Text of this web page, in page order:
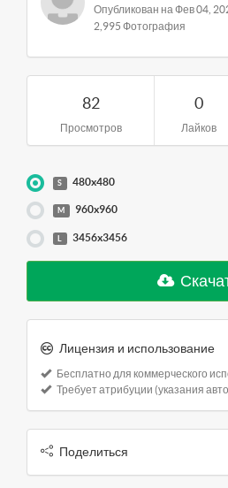
Опубликован на Фев 04,
2,995 Фотография
82
Просмотров
0
Лайков
S 480x480
M 960x960
3456x3456
Лицензия и использование
Бесплатно для коммерческого
Требует атрибуции (указания
Поделиться